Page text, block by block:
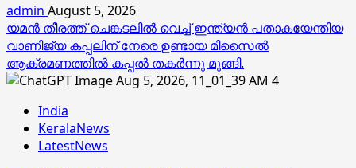
admin August 5, 2026
യമൻ തീരത്ത് ചെങ്കടലിൽ വെച്ച് ഇന്ത്യൻ പതാകയേന്തിയ
വാണിജ്യ കപ്പലിന് നേരെ ഉണ്ടായ മിസൈൽ
ആക്രമണത്തിൽ കപ്പൽ തകർന്നു മുങ്ങി.
4
India
KeralaNews
LatestNews